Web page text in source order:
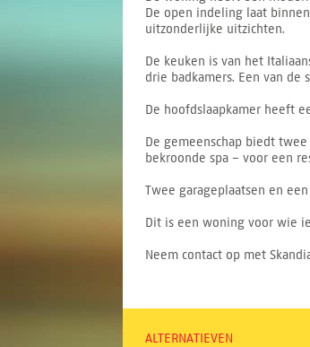
De open indeling laat
uitzonderlijke uitzichten.
De keuken is van het
drie badkamers. Een van
De hoofdslaapkamer heeft
De gemeenschap biedt
bekroonde spa – voor een
Twee garageplaatsen en
Dit is een woning voor wie
Neem contact op met
ALTERNATIEVEN